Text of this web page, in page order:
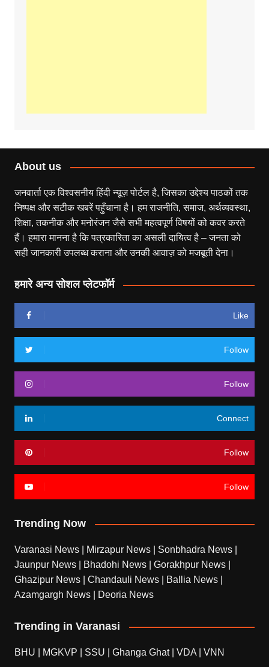
About us
जनवार्ता एक विश्वसनीय हिंदी न्यूज़ पोर्टल है, जिसका उद्देश्य पाठकों तक
निष्पक्ष और सटीक खबरें पहुँचाना है। हम राजनीति, समाज, अर्थव्यवस्था,
शिक्षा, तकनीक और मनोरंजन जैसे सभी महत्वपूर्ण विषयों को कवर करते
हैं। हमारा मानना है कि पत्रकारिता का असली दायित्व है – जनता को
सही जानकारी उपलब्ध कराना और उनकी आवाज़ को मजबूती देना।
हमारे अन्य सोशल प्लेटफॉर्म
Like
Follow
Follow
Connect
Follow
Follow
Trending Now
Varanasi News Mirzapur News Sonbhadra News
Jaunpur News
Bhadohi News Gorakhpur News
Ghazipur News
Chandauli News Ballia News
Azamgargh News
Deoria News
Trending in Varanasi
BHU MGKVP SSU Ghanga Ghat| VDA VNN